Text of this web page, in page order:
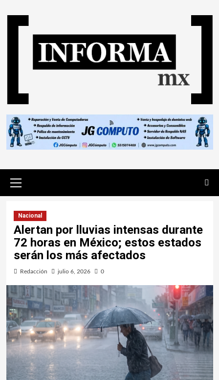
Nacional
Alertan por lluvias intensas durante
72 horas en México; estos estados
serán los más afectados
Redacción julio 6, 2026 0